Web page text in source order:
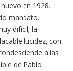
en 1928,
mandato.
difícil; la
lucidez, con
a las
de Pablo